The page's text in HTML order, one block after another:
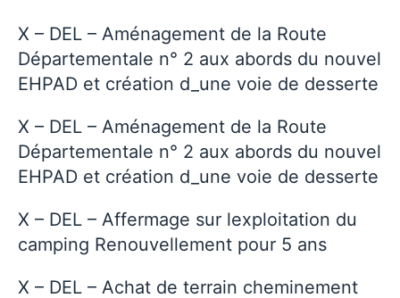
X – DEL – Aménagement de la Route
Départementale n° 2 aux abords du nouvel
EHPAD et création d_une voie de desserte
X – DEL – Aménagement de la Route
Départementale n° 2 aux abords du nouvel
EHPAD et création d_une voie de desserte
X – DEL – Affermage sur lexploitation du
camping Renouvellement pour 5 ans
X – DEL – Achat de terrain cheminement